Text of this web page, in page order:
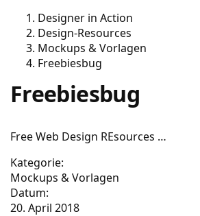
Designer in Action
Design-Resources
Mockups & Vorlagen
Freebiesbug
Freebiesbug
Free Web Design REsources …
Kategorie:
Mockups & Vorlagen
Datum:
20. April 2018